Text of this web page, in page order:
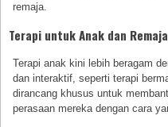
remaja.
Terapi untuk Anak dan Remaja
Terapi anak kini lebih beragam
dan interaktif, seperti terapi
dirancang khusus untuk
perasaan mereka dengan cara